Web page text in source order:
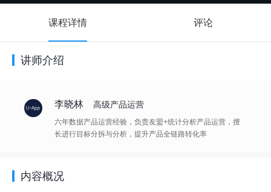
课程详情 评论
讲师介绍
李晓林 高级产品运营
六年数据产品运营经验，负责友盟+统计分析产品运营，擅
长进行目标分拆与分析，提升产品全链路转化率
内容概况